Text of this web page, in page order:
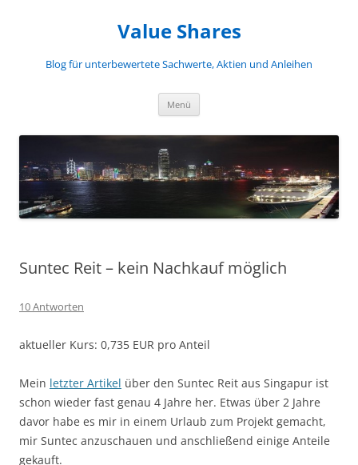
Value Shares
Blog für unterbewertete Sachwerte, Aktien und Anleihen
Menü
Suntec Reit – kein Nachkauf möglich
10 Antworten
aktueller Kurs: 0,735 EUR pro Anteil
Mein letzter Artikel über den Suntec Reit aus Singapur ist
schon wieder fast genau 4 Jahre her. Etwas über 2 Jahre
davor habe es mir in einem Urlaub zum Projekt gemacht,
mir Suntec anzuschauen und anschließend einige Anteile
gekauft.